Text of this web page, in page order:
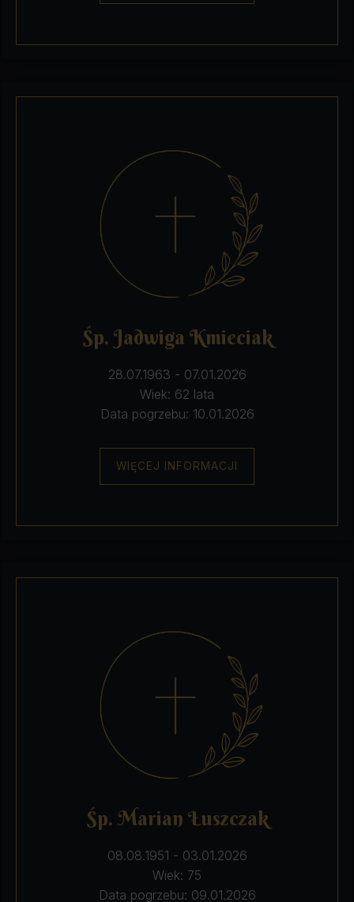
Śp. Jadwiga Kmieciak
28.07.1963 - 07.01.2026
Wiek: 62 lata
Data pogrzebu: 10.01.2026
WIĘCEJ INFORMACJI
Śp. Marian Łuszczak
08.08.1951 - 03.01.2026
Wiek: 75
Data pogrzebu: 09.01.2026